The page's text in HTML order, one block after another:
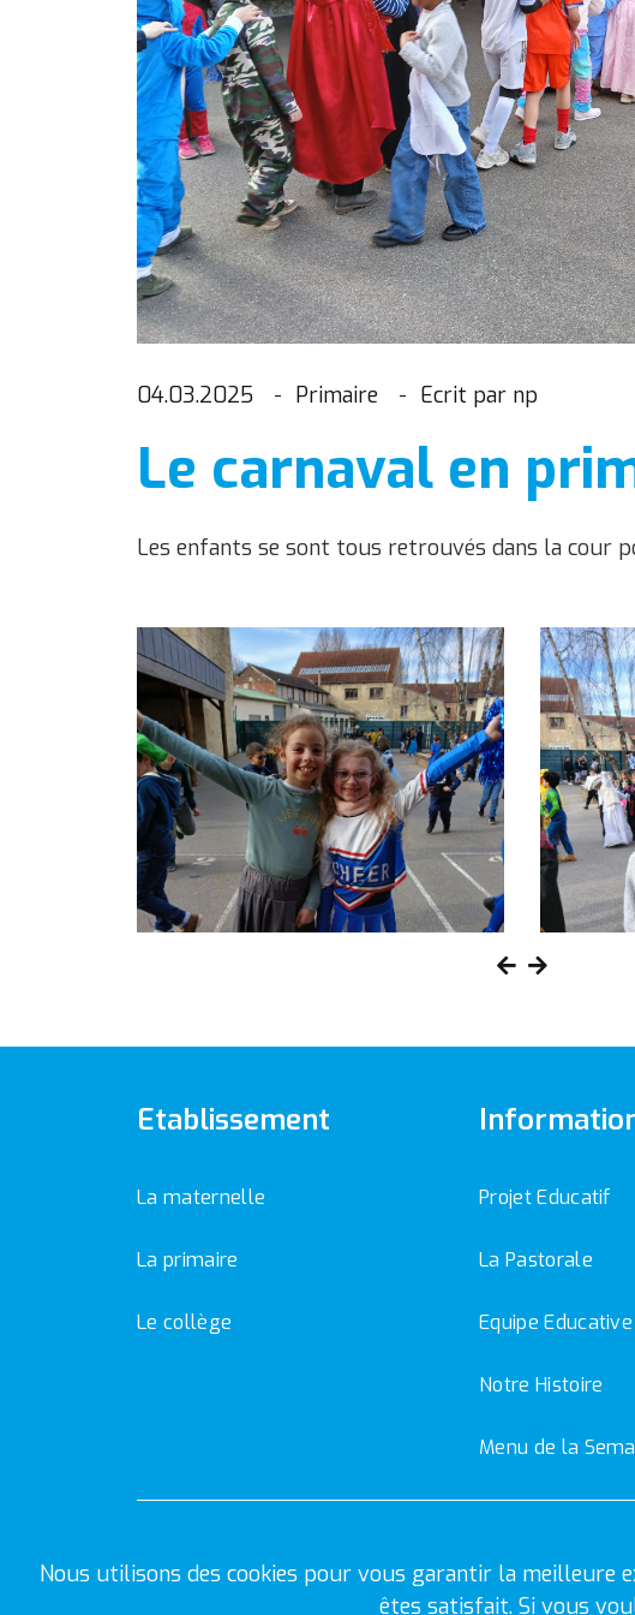
04.03.2025 Primaire Ecrit par np
Le carnaval en
Les enfants se sont tous retrouvés dans la cour
Nous utilisons des cookies pour vous garantir la meilleure
êtes satisfait. Si vous
Etablissement
La maternelle
La primaire
Le collège
Projet Educatif
La Pastorale
Equipe Educative
Notre Histoire
Menu de la